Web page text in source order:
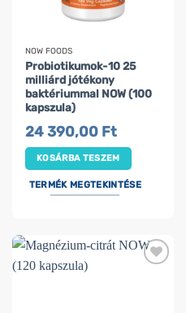
NOW FOODS
Probiotikumok-10 25
milliárd jótékony
baktériummal NOW (100
kapszula)
24 390,00 Ft
KOSÁRBA TESZEM
TERMÉK MEGTEKINTÉSE